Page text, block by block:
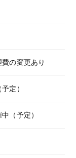
の変更あり
定）
（予定）